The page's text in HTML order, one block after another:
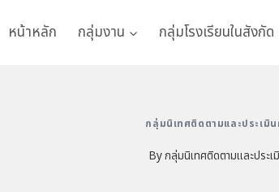
หน้าหลัก กลุ่มงาน กลุ่มโรงเรียนในสังกัด
กลุ่มนิเทศติดตามและประเมิ
Byกลุ่มนิเทศติดตามและประ